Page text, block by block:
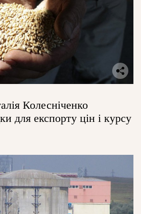
Колесніченко
для експорту цін і курсу